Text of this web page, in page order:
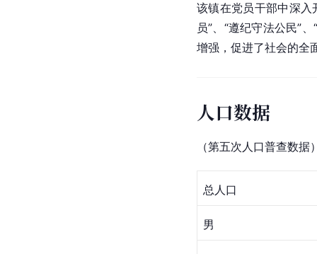
该镇在党员干部中深入
员”、“遵纪守法公民”
增强，促进了社会的全
人口数据
（第五次人口普查数据
总人口
男